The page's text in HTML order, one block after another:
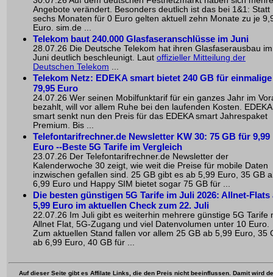
Angebote verändert. Besonders deutlich ist das bei 1&1: Statt
sechs Monaten für 0 Euro gelten aktuell zehn Monate zu je
Euro. sim.de ...
Telekom baut 240.000 Glasfaseranschlüsse im Juni
28.07.26 Die Deutsche Telekom hat ihren Glasfaserausbau im
Juni deutlich beschleunigt. Laut offizieller Mitteilung der
Deutschen Telekom
Telekom Netz: EDEKA smart bietet 240 GB für einmalige
79,95 Euro
24.07.26 Wer seinen Mobilfunktarif für ein ganzes Jahr im
bezahlt, will vor allem Ruhe bei den laufenden Kosten. EDEKA
smart senkt nun den Preis für das EDEKA smart Jahrespaket
Premium. Bis ...
Telefontarifrechner.de Newsletter KW 30: 75 GB für 9,99
Euro --Beste 5G Tarife im Vergleich
23.07.26 Der Telefontarifrechner.de Newsletter der
Kalenderwoche 30 zeigt, wie weit die Preise für mobile Daten
inzwischen gefallen sind. 25 GB gibt es ab 5,99 Euro, 35 GB
6,99 Euro und Happy SIM bietet sogar 75 GB für ...
Die besten günstigen 5G Tarife im Juli 2026: Allnet-Flats
5,99 Euro im aktuellen Check zum 22. Juli
22.07.26 Im Juli gibt es weiterhin mehrere günstige 5G Tarife
Allnet Flat, 5G-Zugang und viel Datenvolumen unter 10 Euro.
Zum aktuellen Stand fallen vor allem 25 GB ab 5,99 Euro, 35
ab 6,99 Euro, 40 GB für ...
Auf dieser Seite gibt es Affilate Links, die den Preis nicht beeinflussen. Damit wird